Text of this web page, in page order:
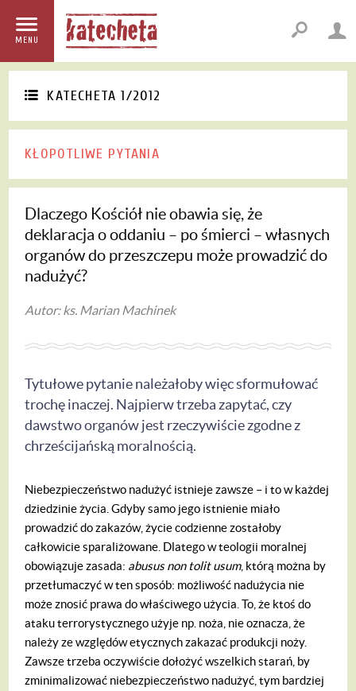
MENU
KATECHETA 1/2012
KŁOPOTLIWE PYTANIA
Dlaczego Kościół nie obawia się, że
deklaracja o oddaniu – po śmierci – własnych
organów do przeszczepu może prowadzić do
nadużyć?
Autor: ks. Marian Machinek
Tytułowe pytanie należałoby więc sformułować
trochę inaczej. Najpierw trzeba zapytać, czy
dawstwo organów jest rzeczywiście zgodne z
chrześcijańską moralnością.
Niebezpieczeństwo nadużyć istnieje zawsze – i to w każdej
dziedzinie życia. Gdyby samo jego istnienie miało
prowadzić do zakazów, życie codzienne zostałoby
całkowicie sparaliżowane. Dlatego w teologii moralnej
obowiązuje zasada: abusus non tolit usum, którą można by
przetłumaczyć w ten sposób: możliwość nadużycia nie
może znosić prawa do właściwego użycia. To, że ktoś do
ataku terrorystycznego użyje np. noża, nie oznacza, że
należy ze względów etycznych zakazać produkcji noży.
Zawsze trzeba oczywiście dołożyć wszelkich starań, by
zminimalizować niebezpieczeństwo nadużyć, tym bardziej